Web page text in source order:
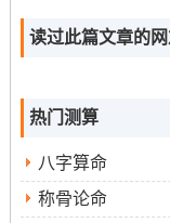
此日也冲狗，生肖
举行祭祀祈福仪式
9月9日（星期二,
此日吉时安排在傍
行开市、交易、立
宅、安床、出火、
读过此篇文章的网
热门测算
八字算命
称骨论命